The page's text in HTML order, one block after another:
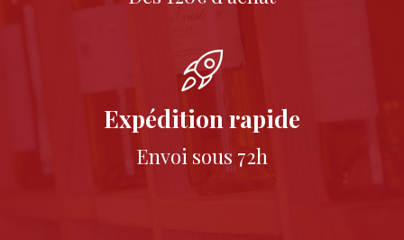
Expédition rapide
Envoi sous 72h